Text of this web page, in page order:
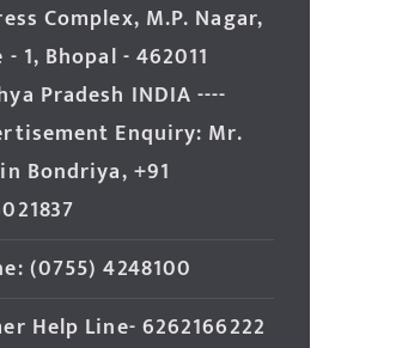
Complex, M.P. Nagar,
- 1, Bhopal - 462011
Pradesh INDIA ----
Enquiry: Mr.
Bondriya, +91
(0755) 4248100
Help Line- 6262166222